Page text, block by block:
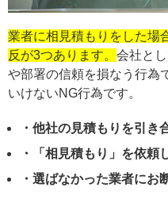
業者に相見積もりをした場
反が3つあります。 会社と
や部署の信頼を損なう行為
いけないNG行為です。
・他社の見積もりを引き
・「相見積もり」を依頼
・選ばなかった業者にお